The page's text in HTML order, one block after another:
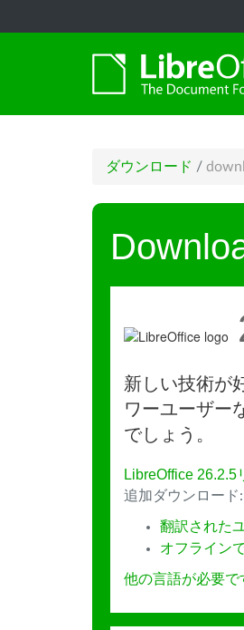
ダウンロード /
新しい技術が
ワーユーザー
でしょう。
LibreOffice 26.2.5
追加ダウンロード:
翻訳された
オフライン
他の言語が必要で